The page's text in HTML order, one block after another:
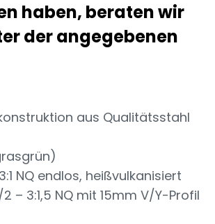
haben, beraten wir
der angegebenen
aus Qualitätsstahl
NQ endlos, heißvulkanisiert
3:1,5 NQ mit 15mm V/Y-Profil